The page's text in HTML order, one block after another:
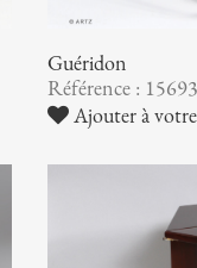
Guéridon
Référence : 15693
Ajouter à